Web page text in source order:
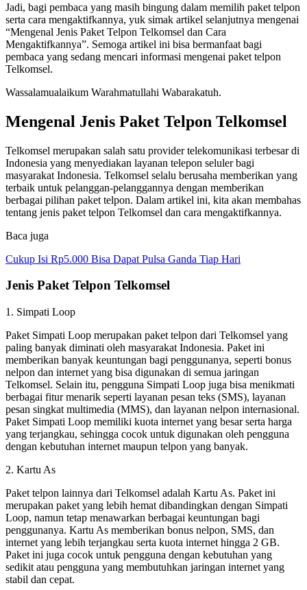
Jadi, bagi pembaca yang masih bingung dalam memilih paket telpon
serta cara mengaktifkannya, yuk simak artikel selanjutnya mengenai
“Mengenal Jenis Paket Telpon Telkomsel dan Cara
Mengaktifkannya”. Semoga artikel ini bisa bermanfaat bagi
pembaca yang sedang mencari informasi mengenai paket telpon
Telkomsel.
Wassalamualaikum Warahmatullahi Wabarakatuh.
Mengenal Jenis Paket Telpon Telkomsel
Telkomsel merupakan salah satu provider telekomunikasi terbesar di
Indonesia yang menyediakan layanan telepon seluler bagi
masyarakat Indonesia. Telkomsel selalu berusaha memberikan yang
terbaik untuk pelanggan-pelanggannya dengan memberikan
berbagai pilihan paket telpon. Dalam artikel ini, kita akan membahas
tentang jenis paket telpon Telkomsel dan cara mengaktifkannya.
Baca juga
Cukup Isi Rp5.000 Bisa Dapat Pulsa Ganda Tiap Hari
Jenis Paket Telpon Telkomsel
1. Simpati Loop
Paket Simpati Loop merupakan paket telpon dari Telkomsel yang
paling banyak diminati oleh masyarakat Indonesia. Paket ini
memberikan banyak keuntungan bagi penggunanya, seperti bonus
nelpon dan internet yang bisa digunakan di semua jaringan
Telkomsel. Selain itu, pengguna Simpati Loop juga bisa menikmati
berbagai fitur menarik seperti layanan pesan teks (SMS), layanan
pesan singkat multimedia (MMS), dan layanan nelpon internasional.
Paket Simpati Loop memiliki kuota internet yang besar serta harga
yang terjangkau, sehingga cocok untuk digunakan oleh pengguna
dengan kebutuhan internet maupun telpon yang banyak.
2. Kartu As
Paket telpon lainnya dari Telkomsel adalah Kartu As. Paket ini
merupakan paket yang lebih hemat dibandingkan dengan Simpati
Loop, namun tetap menawarkan berbagai keuntungan bagi
penggunanya. Kartu As memberikan bonus nelpon, SMS, dan
internet yang lebih terjangkau serta kuota internet hingga 2 GB.
Paket ini juga cocok untuk pengguna dengan kebutuhan yang
sedikit atau pengguna yang membutuhkan jaringan internet yang
stabil dan cepat.